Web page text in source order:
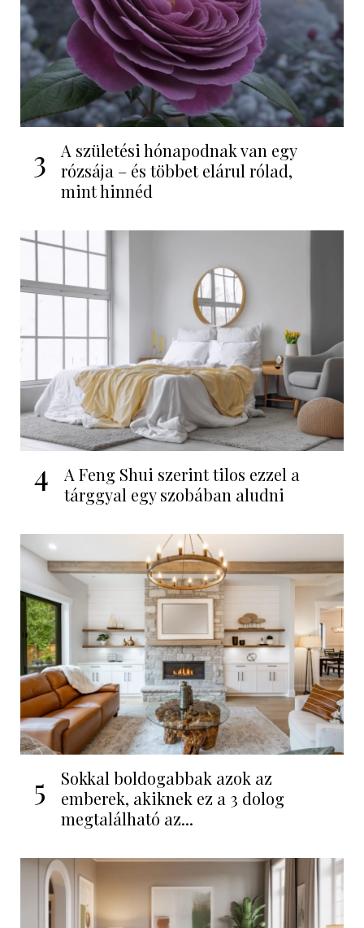
3
A születési hónapodnak van egy
rózsája – és többet elárul rólad,
mint hinnéd
4
A Feng Shui szerint tilos ezzel a
tárggyal egy szobában aludni
5
Sokkal boldogabbak azok az
emberek, akiknek ez a 3 dolog
megtalálható az...